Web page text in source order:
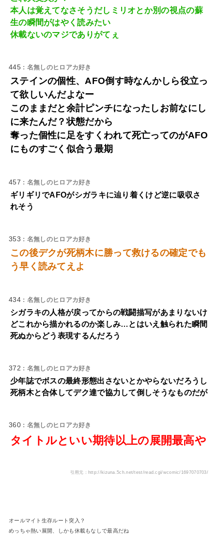
本人は覚えてなさそうだしミリオとか別の視点の蘇
生の瞬間がはやく読みたい
休載ないのマジでありがてぇ
445 : 名無しのヒロアカ好き
ステインの個性、AFO倒す時なんかしら役立っ
て欲しいんだよなー
このままだと余計ピンチになったしお前なにし
に来たんだ？状態だから
奪った個性に足をすくわれて死亡ってのがAFO
にものすごく似合う最期
457 : 名無しのヒロアカ好き
ギリギリでAFOがシガラキに辿り着くけど逆に吸収さ
れそう
353 : 名無しのヒロアカ好き
この後デクが死柄木に勝って救けるの確定でも
う早く読みてえよ
434 : 名無しのヒロアカ好き
シガラキの人格が戻ってからの戦闘描写があまりないけ
どこれから描かれるのか楽しみ…とはいえ触られた瞬間
死ぬからどう表現するんだろう
372 : 名無しのヒロアカ好き
少年誌でボスの最終形態出さないとかやらないだろうし
死柄木と合体してデク達で協力して倒しそうなものだが
360 : 名無しのヒロアカ好き
タイトルといい期待以上の展開最高や
引用元：http://kizuna.5ch.net/test/read.cgi/wcomic/1697070703/
オールマイト生存ルート突入？
めっちゃ熱い展開、しかも休載もなしで最高だね